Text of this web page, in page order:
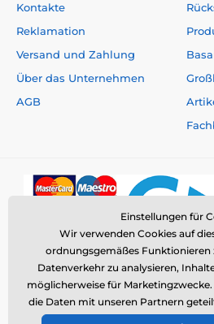
Kontakte
Reklamation
Versand und Zahlung
Über das Unternehmen
AGB
© 2026 www.elektro-
Einstellungen für
Wir verwenden Cookies auf
ordnungsgemäßes Funktionieren
Datenverkehr zu analysieren,
möglicherweise für
die Daten mit unseren Partnern